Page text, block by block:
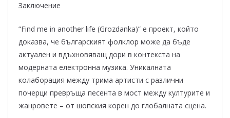
Заключение
“Find me in another life (Grozdanka)” е проект, който
доказва, че българският фолклор може да бъде
актуален и вдъхновяващ дори в контекста на
модерната електронна музика. Уникалната
колаборация между трима артисти с различни
почерци превръща песента в мост между културите и
жанровете – от шопския корен до глобалната сцена.